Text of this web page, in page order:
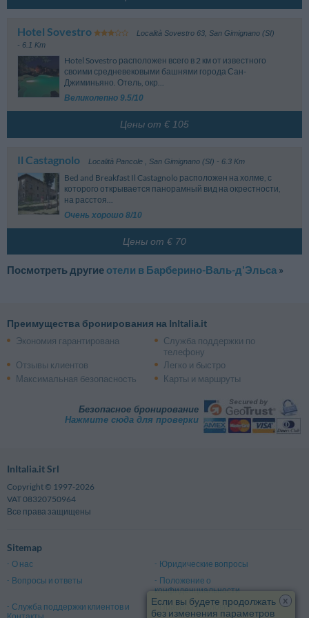
Aeroporto Lucca Tassignano
Aeroporto Galileo Galilei
64.07 km
Пиза
Гроссето
Barberino Di Val D'Elsa
бронирования, которые могут изменяться в зависимости от периода
детали тарифов на стадии бронирования.
Hotel Sovestro Località Sovestro 63, San Gimignano (SI)
- 6.1 Km
Hotel Sovestro расположен всего в 2 км от известного
своими средневековыми башнями города Сан-
Джиминьяно. Отель, окр...
Великолепно 9.5/10
Цены от € 105
Il Castagnolo Località Pancole San Gimignano (SI) - 6.3 Km
Bed and Breakfast Il Castagnolo расположен на холме, с
которого открывается панорамный вид на окрестности,
на расстоя...
Очень хорошо 8/10
Цены от € 70
Посмотреть другие отели в Барбeрино-Валь-д'Эльса »
Преимущества бронирования на InItalia.it
Экономия гарантирована
Служба поддержки по
телефону
Отзывы клиентов
Легко и быстро
Максимальная безопасность
Карты и маршруты
Безопасное бронирование
Нажмите сюда для проверки
InItalia.it Srl
Copyright © 1997-2026
VAT 08320750964
Все права защищены
Sitemap
О нас
Юридические вопросы
Вопросы и ответы
Положение о
конфиденциальности
Служба поддержки клиентов и
Правила и условия
x
Если вы будете продолжать
без изменения параметров